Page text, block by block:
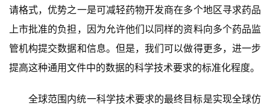
请格式，优势之一是可减轻药物开发商在多个地区寻求药品
上市批准的负担，因为允许他们以同样的资料向多个药品监
管机构提交数据和信息。但是，我们可以做得更多，进一步
提高这种通用文件中的数据的科学技术要求的标准化程度。
全球范围内统一科学技术要求的最终目标是实现全球仿